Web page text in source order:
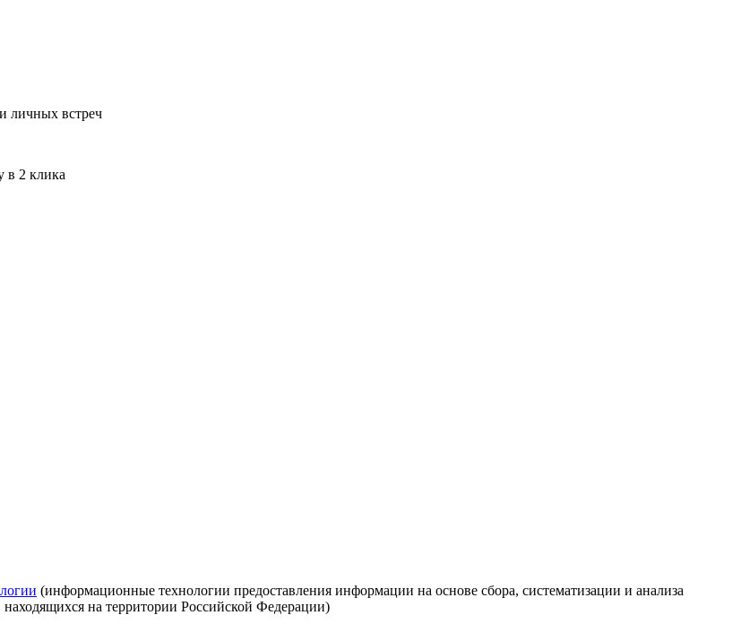
личных встреч
в 2 клика
(информационные технологии предоставления информации на основе сбора, систематизации и анализа
на территории Российской Федерации)